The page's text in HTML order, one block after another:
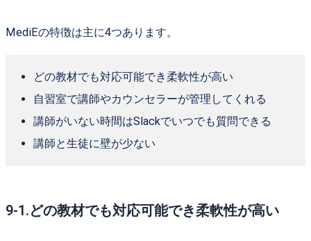
MediEの特徴は主に4つあります。
どの教材でも対応可能でき柔軟性が高い
自習室で講師やカウンセラーが管理してくれる
講師がいない時間はSlackでいつでも質問できる
講師と生徒に壁が少ない
9-1.どの教材でも対応可能でき柔軟性が高い